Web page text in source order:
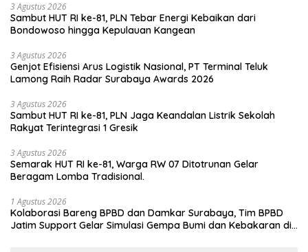
3 Agustus 2026
Sambut HUT RI ke-81, PLN Tebar Energi Kebaikan dari
Bondowoso hingga Kepulauan Kangean
3 Agustus 2026
Genjot Efisiensi Arus Logistik Nasional, PT Terminal Teluk
Lamong Raih Radar Surabaya Awards 2026
3 Agustus 2026
Sambut HUT RI ke-81, PLN Jaga Keandalan Listrik Sekolah
Rakyat Terintegrasi 1 Gresik
3 Agustus 2026
Semarak HUT RI ke-81, Warga RW 07 Ditotrunan Gelar
Beragam Lomba Tradisional.
1 Agustus 2026
Kolaborasi Bareng BPBD dan Damkar Surabaya, Tim BPBD
Jatim Support Gelar Simulasi Gempa Bumi dan Kebakaran di